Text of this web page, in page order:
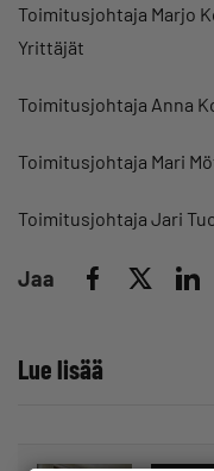
Toimitusjohtaja Marjo
Yrittäjät
Toimitusjohtaja Anna
Toimitusjohtaja Mari
Toimitusjohtaja Jari
Jaa
Lue lisää